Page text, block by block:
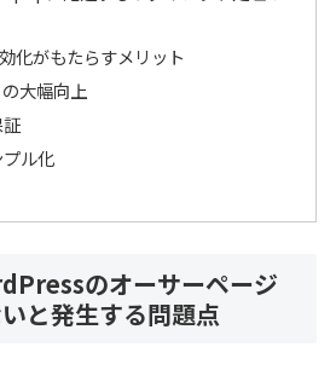
化がもたらすメリット
大幅向上
ル化
のオーサーページ
と発生する問題点